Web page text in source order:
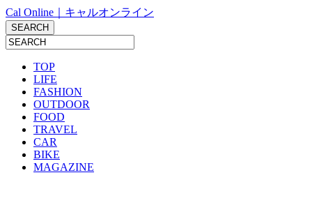
Cal Online｜キャルオンライン
TOP
LIFE
FASHION
OUTDOOR
FOOD
TRAVEL
CAR
BIKE
MAGAZINE